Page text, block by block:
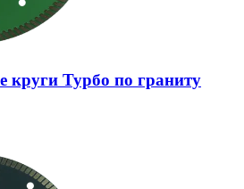
круги Турбо по граниту